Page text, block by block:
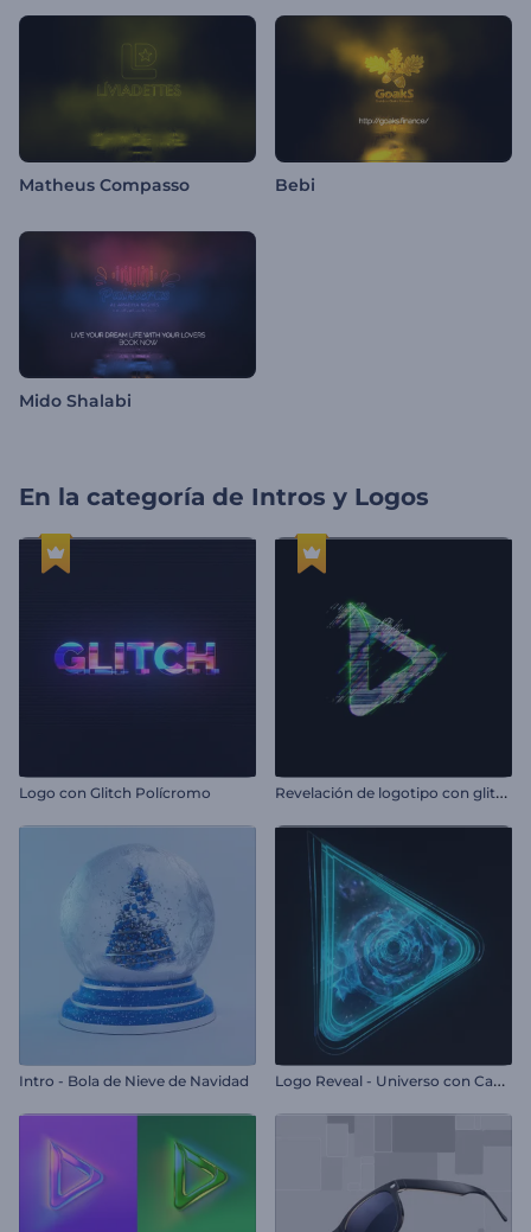
Matheus Compasso Bebi
Mido Shalabi
En la categoría de Intros y Logos
Logo con Glitch Polícromo R
evelación de logotipo con glitch dinámico
Intro - Bola de Nieve de Navidad L
ogo Reveal - Universo con Campo de Estrellas